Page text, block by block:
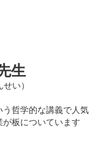
生
い）
哲学的な講義で人気
板についています